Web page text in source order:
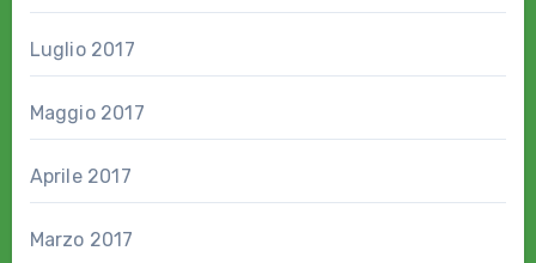
Luglio 2017
Maggio 2017
Aprile 2017
Marzo 2017